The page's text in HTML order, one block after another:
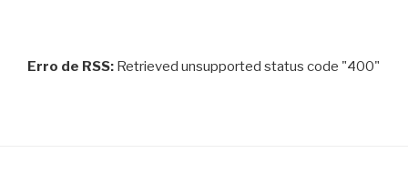
Erro de RSS: Retrieved unsupported status code "400"